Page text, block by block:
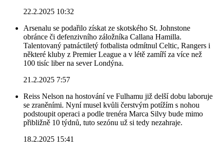
22.2.2025 10:32
Arsenalu se podařilo získat ze skotského St. Johnstone
obránce či defenzivního záložníka Callana Hamilla.
Talentovaný patnáctiletý fotbalista odmítnul Celtic, Rangers i
některé kluby z Premier League a v létě zamíří za více než
100 tisíc liber na sever Londýna.
21.2.2025 7:57
Reiss Nelson na hostování ve Fulhamu již delší dobu laboruje
se zraněními. Nyní musel kvůli čerstvým potížím s nohou
podstoupit operaci a podle trenéra Marca Silvy bude mimo
přibližně 10 týdnů, tuto sezónu už si tedy nezahraje.
18.2.2025 15:41